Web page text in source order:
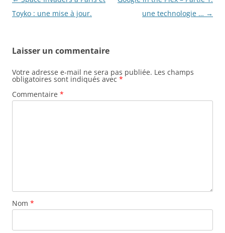
des
Toyko : une mise à jour.
une technologie … →
Laisser un commentaire
Votre adresse e-mail ne sera pas publiée. Les champs
obligatoires sont indiqués avec *
Commentaire *
Nom *